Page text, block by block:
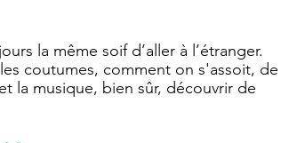
la même soif d’aller à l’étranger.
coutumes, comment on s'assoit, de
la musique, bien sûr, découvrir de